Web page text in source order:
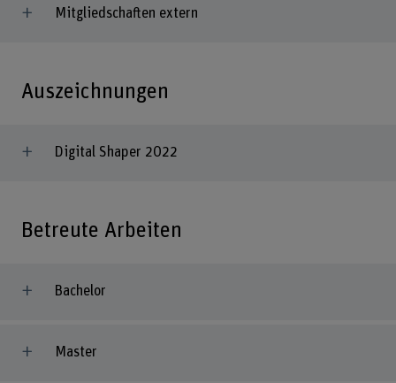
Mitgliedschaften extern
Auszeichnungen
Digital Shaper 2022
Betreute Arbeiten
Bachelor
Master